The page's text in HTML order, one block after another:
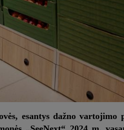
esantys dažno